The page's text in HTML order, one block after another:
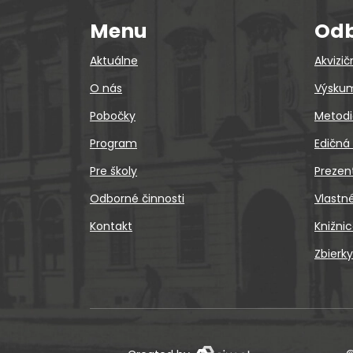
Menu
Aktuálne
O nás
Pobočky
Program
Pre školy
Odborné činnosti
Kontakt
Zbierky